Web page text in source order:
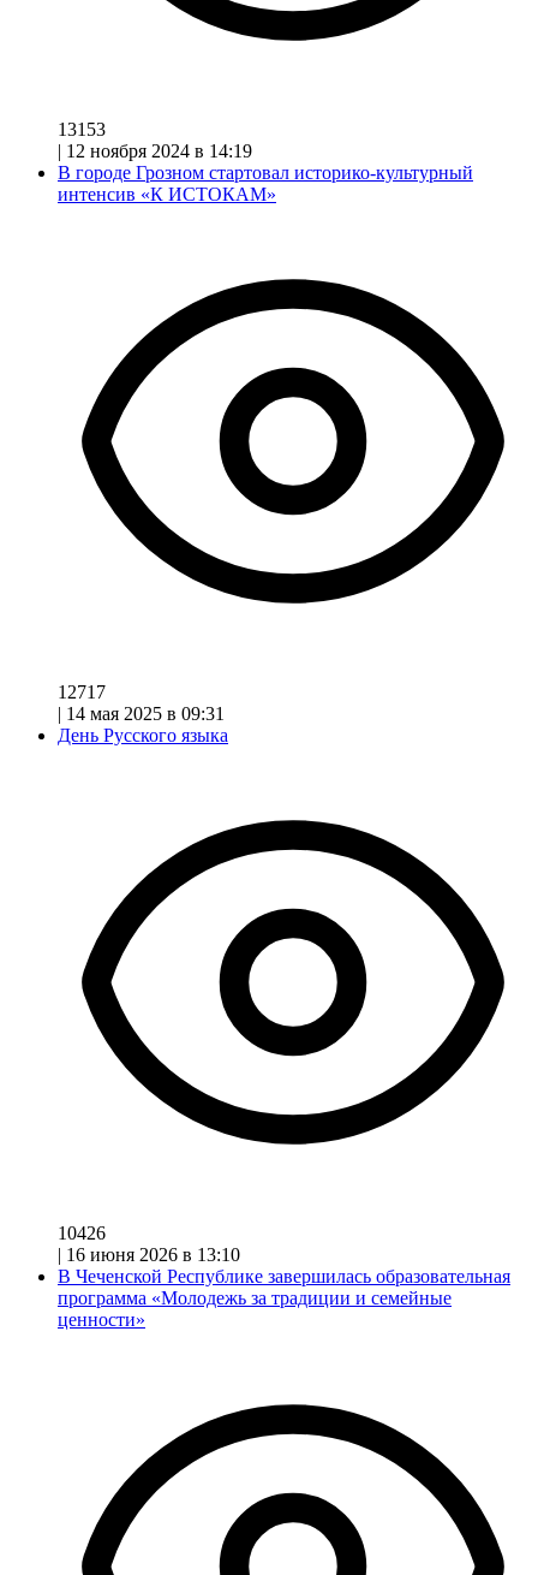
13153
| 12 ноября 2024 в 14:19
В городе Грозном стартовал историко-культурный
интенсив «К ИСТОКАМ»
12717
| 14 мая 2025 в 09:31
День Русского языка
10426
| 16 июня 2026 в 13:10
В Чеченской Республике завершилась образовательная
программа «Молодежь за традиции и семейные
ценности»